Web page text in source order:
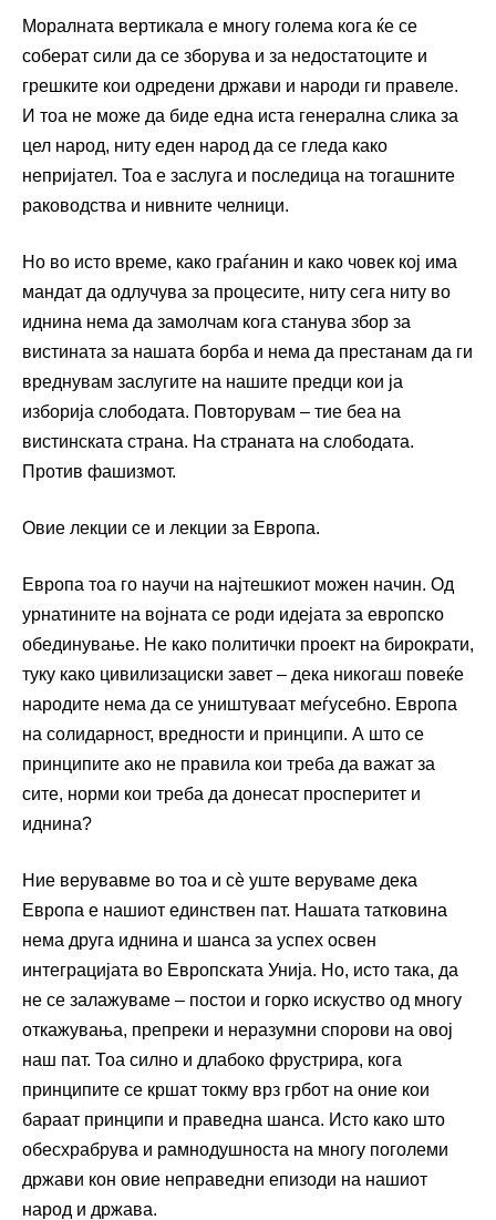
Моралната вертикала е многу голема кога ќе се
соберат сили да се зборува и за недостатоците и
грешките кои одредени држави и народи ги правеле.
И тоа не може да биде една иста генерална слика за
цел народ, ниту еден народ да се гледа како
непријател. Тоа е заслуга и последица на тогашните
раководства и нивните челници.
Но во исто време, како граѓанин и како човек кој има
мандат да одлучува за процесите, ниту сега ниту во
иднина нема да замолчам кога станува збор за
вистината за нашата борба и нема да престанам да ги
вреднувам заслугите на нашите предци кои ја
изборија слободата. Повторувам – тие беа на
вистинската страна. На страната на слободата.
Против фашизмот.
Овие лекции се и лекции за Европа.
Европа тоа го научи на најтешкиот можен начин. Од
урнатините на војната се роди идејата за европско
обединување. Не како политички проект на бирократи,
туку како цивилизациски завет – дека никогаш повеќе
народите нема да се уништуваат меѓусебно. Европа
на солидарност, вредности и принципи. А што се
принципите ако не правила кои треба да важат за
сите, норми кои треба да донесат просперитет и
иднина?
Ние верувавме во тоа и сè уште веруваме дека
Европа е нашиот единствен пат. Нашата татковина
нема друга иднина и шанса за успех освен
интеграцијата во Европската Унија. Но, исто така, да
не се залажуваме – постои и горко искуство од многу
откажувања, препреки и неразумни спорови на овој
наш пат. Тоа силно и длабоко фрустрира, кога
принципите се кршат токму врз грбот на оние кои
бараат принципи и праведна шанса. Исто како што
обесхрабрува и рамнодушноста на многу поголеми
држави кон овие неправедни епизоди на нашиот
народ и држава.